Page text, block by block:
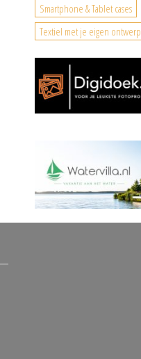
Smartphone & Tablet cases
Textiel met je eigen ontwerp